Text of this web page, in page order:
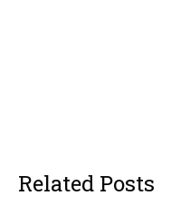
Related Posts